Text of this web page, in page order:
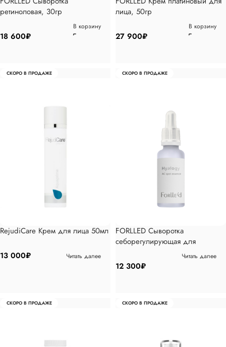
ретиноловая, 30гр
18 600₽
В корзину
лица, 50гр
27 900₽
В корзину
СКОРО В ПРОДАЖЕ
RejudiCare Крем для лица 50мл
13 000₽ Читать далее
СКОРО В ПРОДАЖЕ
FORLLED Сыворотка
себорегулирующая для
локального применения 30мл
12 300₽
Читать далее
СКОРО В ПРОДАЖЕ СКОРО В ПРОДАЖЕ